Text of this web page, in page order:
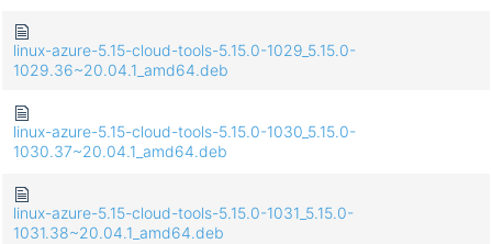
linux-azure-5.15-cloud-tools-5.15.0-1029_5.15.0-
1029.36~20.04.1_amd64.deb
linux-azure-5.15-cloud-tools-5.15.0-1030_5.15.0-
1030.37~20.04.1_amd64.deb
linux-azure-5.15-cloud-tools-5.15.0-1031_5.15.0-
1031.38~20.04.1_amd64.deb